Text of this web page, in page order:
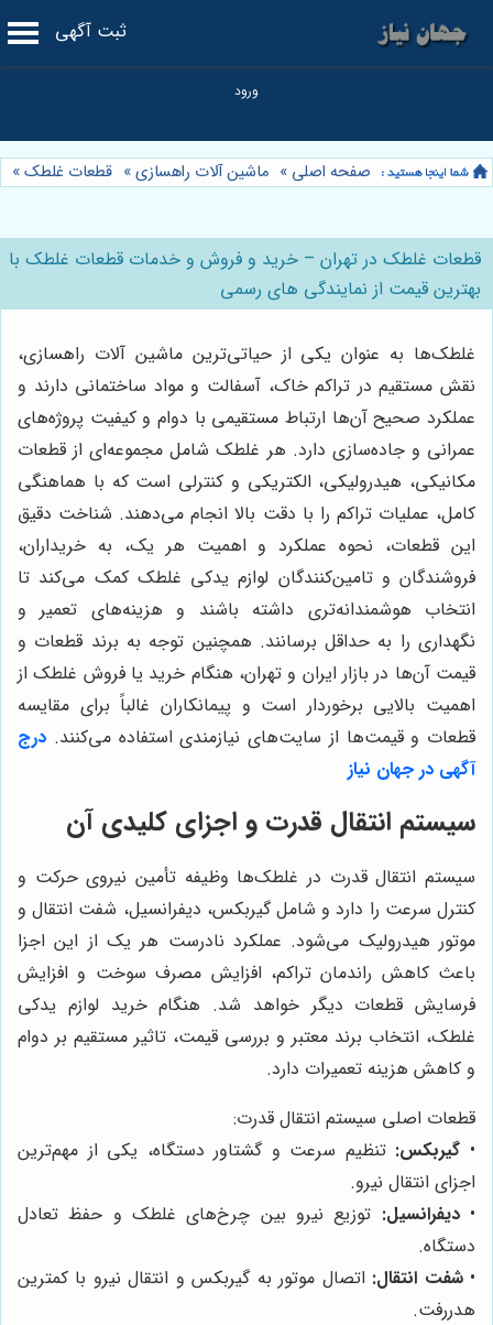
ثبت آگهی
صفحه اصلی » ماشین آلات راهسازی» قطعات غلطک»
قطعات غلطک در تهران – خرید و فروش و خدمات قطعات غلطک با
بهترین قیمت از نمایندگی های رسمی
غلطک‌ها به عنوان یکی از حیاتی‌ترین ماشین آلات راهسازی،
نقش مستقیم در تراکم خاک، آسفالت و مواد ساختمانی دارند و
عملکرد صحیح آن‌ها ارتباط مستقیمی با دوام و کیفیت پروژه‌های
عمرانی و جاده‌سازی دارد. هر غلطک شامل مجموعه‌ای از قطعات
مکانیکی، هیدرولیکی، الکتریکی و کنترلی است که با هماهنگی
کامل، عملیات تراکم را با دقت بالا انجام می‌دهند. شناخت دقیق
این قطعات، نحوه عملکرد و اهمیت هر یک، به خریداران،
فروشندگان و تامین‌کنندگان لوازم یدکی غلطک کمک می‌کند تا
انتخاب هوشمندانه‌تری داشته باشند و هزینه‌های تعمیر و
نگهداری را به حداقل برسانند. همچنین توجه به برند قطعات و
قیمت آن‌ها در بازار ایران و تهران، هنگام خرید یا فروش غلطک از
اهمیت بالایی برخوردار است و پیمانکاران غالباً برای مقایسه
قطعات و قیمت‌ها از سایت‌های نیازمندی استفاده می‌کنند. درج
آگهی در جهان نیاز
سیستم انتقال قدرت و اجزای کلیدی آن
سیستم انتقال قدرت در غلطک‌ها وظیفه تأمین نیروی حرکت و
کنترل سرعت را دارد و شامل گیربکس، دیفرانسیل، شفت انتقال و
موتور هیدرولیک می‌شود. عملکرد نادرست هر یک از این اجزا
باعث کاهش راندمان تراکم، افزایش مصرف سوخت و افزایش
فرسایش قطعات دیگر خواهد شد. هنگام خرید لوازم یدکی
غلطک، انتخاب برند معتبر و بررسی قیمت، تاثیر مستقیم بر دوام
و کاهش هزینه تعمیرات دارد.
قطعات اصلی سیستم انتقال قدرت:
• گیربکس: تنظیم سرعت و گشتاور دستگاه، یکی از مهم‌ترین
اجزای انتقال نیرو.
•دیفرانسیل: توزیع نیرو بین چرخ‌های غلطک و حفظ تعادل
دستگاه.
•شفت انتقال: اتصال موتور به گیربکس و انتقال نیرو با کمترین
هدررفت.